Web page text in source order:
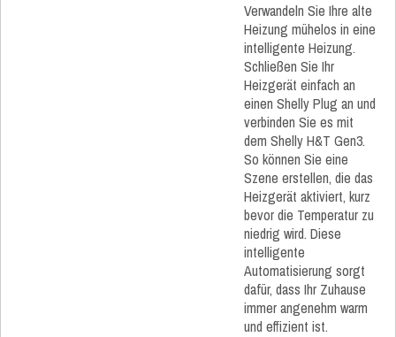
Verwandeln Sie Ihre alte
Heizung mühelos in eine
intelligente Heizung.
Schließen Sie Ihr
Heizgerät einfach an
einen Shelly Plug an und
verbinden Sie es mit
dem Shelly H&T Gen3.
So können Sie eine
Szene erstellen, die das
Heizgerät aktiviert, kurz
bevor die Temperatur zu
niedrig wird. Diese
intelligente
Automatisierung sorgt
dafür, dass Ihr Zuhause
immer angenehm warm
und effizient ist.